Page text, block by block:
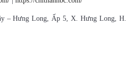
– Hưng Long, Ấp 5, X. Hưng Long, H.